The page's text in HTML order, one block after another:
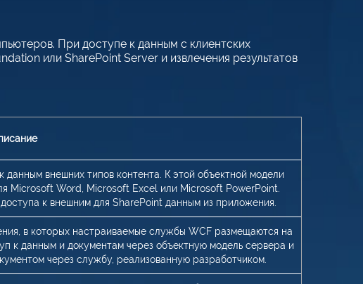
При доступе к данным с клиентских
или SharePoint Server и извлечения результатов
данным внешних типов контента. К этой объектной модели
Microsoft Word, Microsoft Excel или Microsoft PowerPoint.
к внешним для SharePoint данным из приложения.
в которых настраиваемые службы WCF размещаются на
к данным и документам через объектную модель сервера и
через службу, реализованную разработчиком.